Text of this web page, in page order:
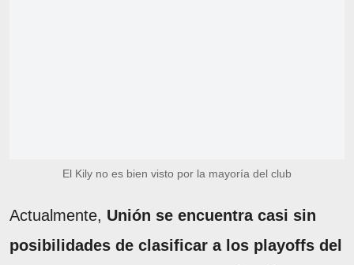
El Kily no es bien visto por la mayoría del club
Actualmente, Unión se encuentra casi sin
posibilidades de clasificar a los playoffs del